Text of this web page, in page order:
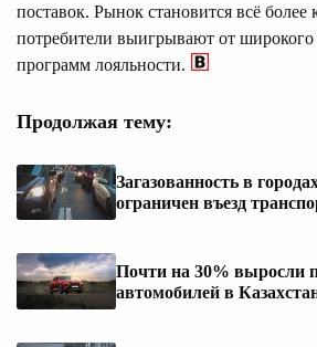
поставок. Рынок становится всё
потребители выигрывают от
программ лояльности.
Продолжая тему:
Загазованность в
ограничен въезд
Почти на 30% выросли
автомобилей в